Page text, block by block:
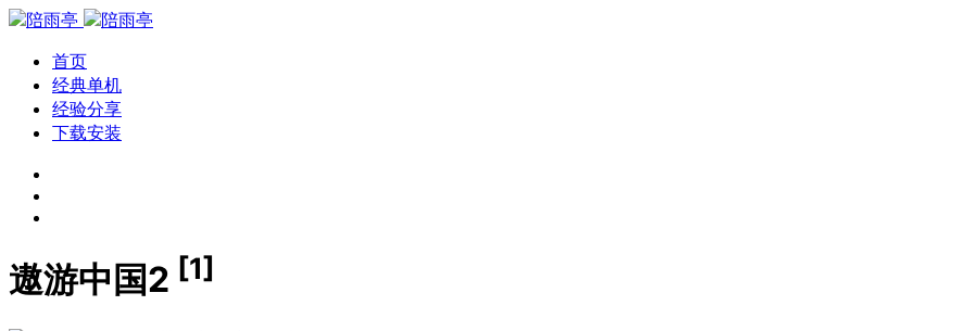
首页
经典单机
经验分享
下载安装
遨游中国2 [1]